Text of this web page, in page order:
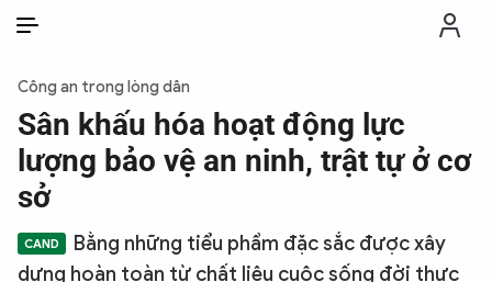
THỜI SỰ
CHỐNG DIỄN BIẾN HÒA BÌNH
CÔNG AN TRONG LÒNG DÂN
Công an trong lòng dân
Sân khấu hóa hoạt động lực
lượng bảo vệ an ninh, trật tự ở cơ
sở
Bằng những tiểu phẩm đặc sắc được xây
dựng hoàn toàn từ chất liệu cuộc sống đời thực